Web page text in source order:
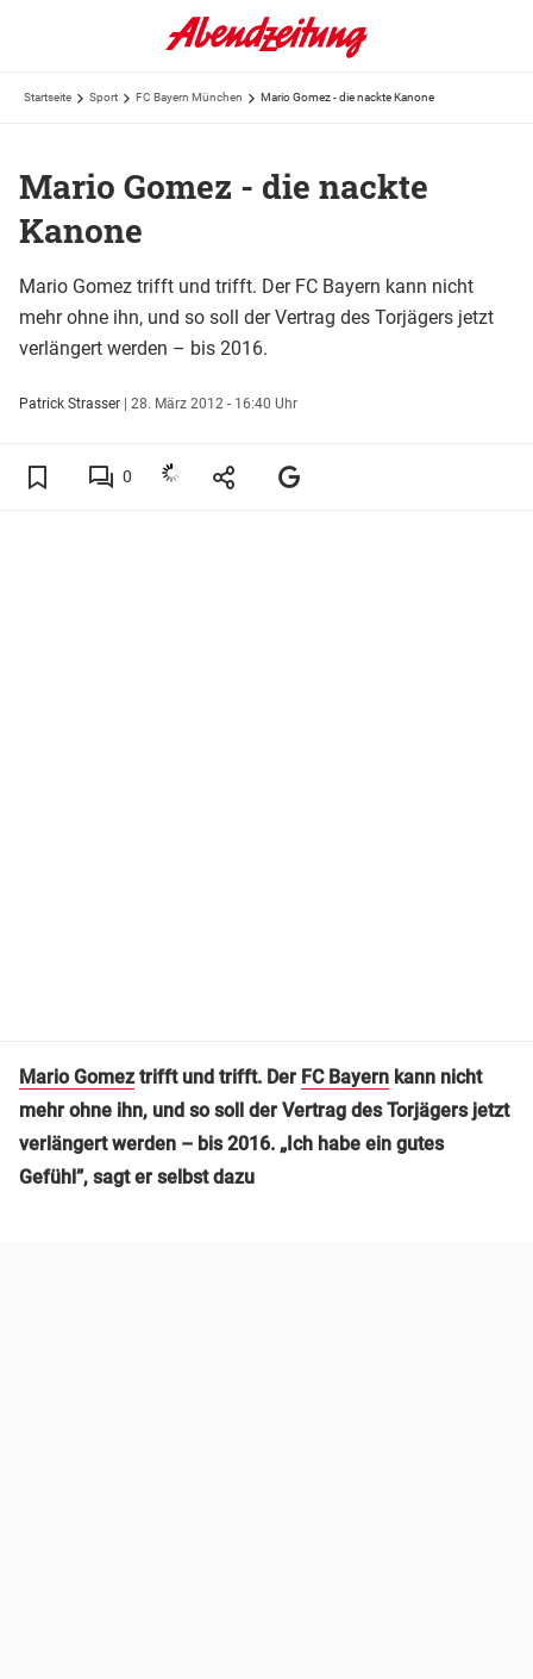
Startseite Sport FC Bayern München Mario Gomez - die nackte Kanone
Mario Gomez - die nackte
Kanone
Mario Gomez trifft und trifft. Der FC Bayern kann nicht
mehr ohne ihn, und so soll der Vertrag des Torjägers jetzt
verlängert werden – bis 2016.
Patrick Strasser | 28. März 2012 - 16:40 Uhr
0
Mario Gomeztrifft und trifft. Der FC Bayern kann nicht
mehr ohne ihn, und so soll der Vertrag des Torjägers jetzt
verlängert werden – bis 2016. „Ich habe ein gutes
Gefühl”, sagt er selbst dazu